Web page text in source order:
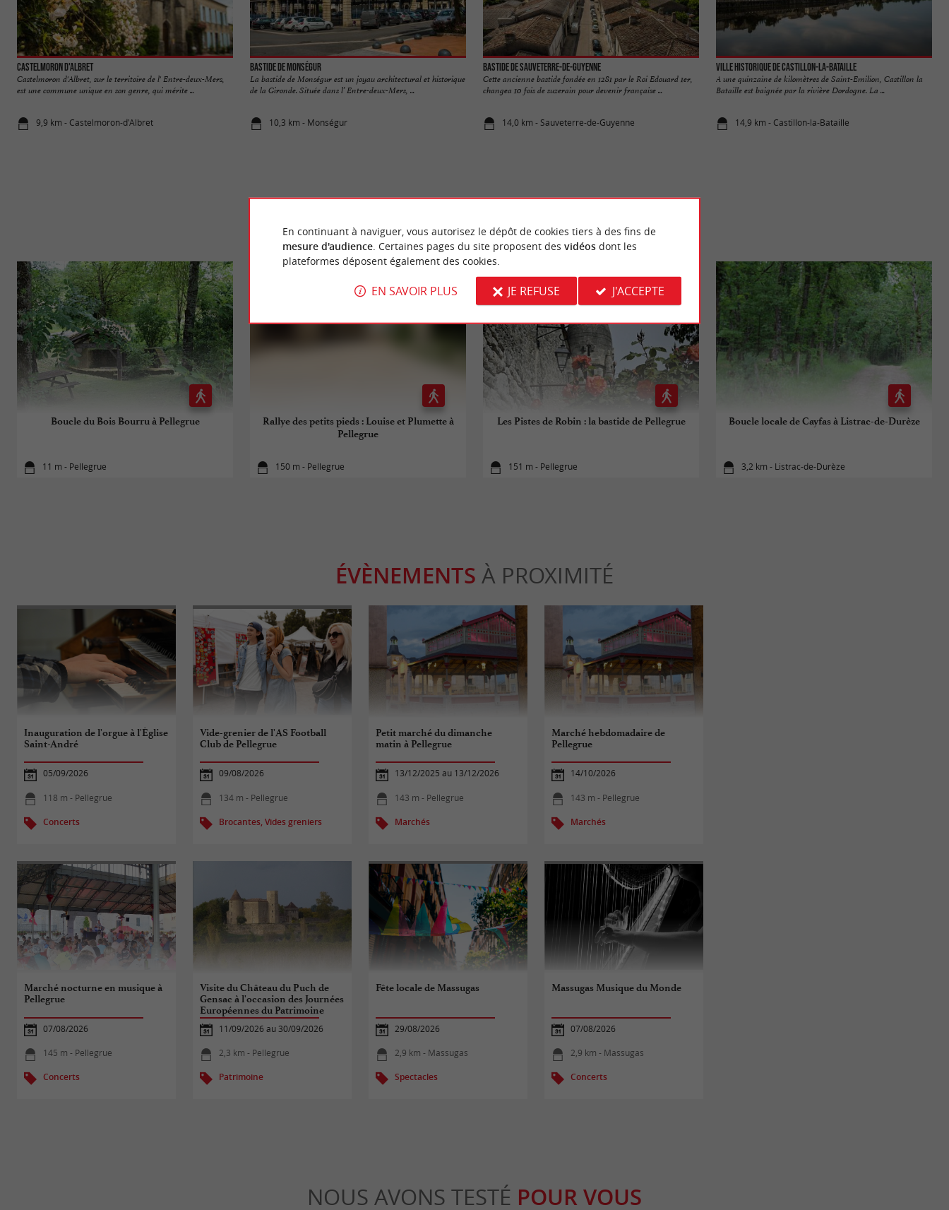
Castelmoron d'Albret
Castelmoron d'Albret, sur le territoire de l' Entre-deux-Mers,
est une commune unique en son genre, qui mérite ...
9,9 km - Castelmoron-d'Albret
Bastide de Monségur
La bastide de Monségur est un joyau architectural et historique
de la Gironde. Située dans l’ Entre-deux-Mers, ...
10,3 km - Monségur
Bastide de Sauveterre-de-Guyenne
Cette ancienne bastide fondée en 1281 par le Roi Edouard 1er,
changea 10 fois de suzerain pour devenir française ...
14,0 km - Sauveterre-de-Guyenne
Ville historique de Castillon-la-Bataille
A une quinzaine de kilomètres de Saint-Emilion, Castillon la
Bataille est baignée par la rivière Dordogne. La ...
14,9 km - Castillon-la-Bataille
VOUS AIMEREZAUSSI
Boucle du Bois Bourru à Pellegrue
11 m - Pellegrue
Rallye des petits pieds : Louise et Plumette à
Pellegrue
150 m - Pellegrue
Les Pistes de Robin : la bastide de Pellegrue
151 m - Pellegrue
Boucle locale de Cayfas à Listrac-de-Durèze
3,2 km - Listrac-de-Durèze
ÉVÈNEMENTS À PROXIMITÉ
Inauguration de l'orgue à l'Église
Saint-André
05/09/2026
118 m - Pellegrue
Concerts
Vide-grenier de l'AS Football
Club de Pellegrue
09/08/2026
134 m - Pellegrue
Brocantes, Vides greniers
Petit marché du dimanche
matin à Pellegrue
13/12/2025 au 13/12/2026
143 m - Pellegrue
Marchés
Marché hebdomadaire de
Pellegrue
14/10/2026
143 m - Pellegrue
Marchés
Marché nocturne en musique à
Pellegrue
07/08/2026
145 m - Pellegrue
Concerts
Visite du Château du Puch de
Gensac à l'occasion des Journées
Européennes du Patrimoine
11/09/2026 au 30/09/2026
2,3 km - Pellegrue
Patrimoine
Fête locale de Massugas
29/08/2026
2,9 km - Massugas
Spectacles
Massugas Musique du Monde
07/08/2026
2,9 km - Massugas
Concerts
NOUS AVONS TESTÉ POUR VOUS
En continuant à naviguer, vous autorisez le dépôt de cookies tiers à des fins de
mesure d'audience. Certaines pages du site proposent des vidéosdont les
plateformes déposent également des cookies.
EN SAVOIR PLUS JE REFUSE J'ACCEPTE